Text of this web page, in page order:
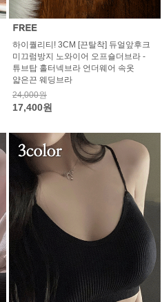
하이퀄리티! 3CM [끈탈착] 듀얼앞후크
미끄럼방지 노와이어 오프숄더브라 -
튜브탑 홀터넥브라 언더웨어 속옷
얇은끈 웨딩브라
24,000원
17,400원